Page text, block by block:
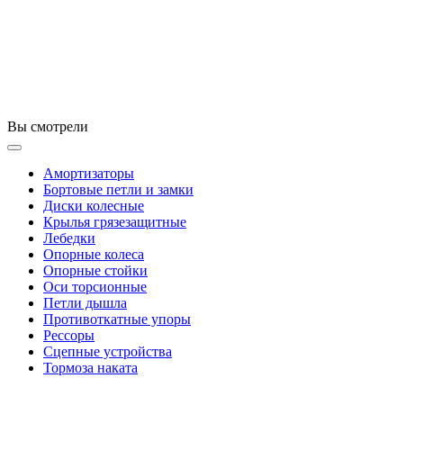
Вы смотрели
Амортизаторы
Бортовые петли и замки
Диски колесные
Крылья грязезащитные
Лебедки
Опорные колеса
Опорные стойки
Оси торсионные
Петли дышла
Противоткатные упоры
Рессоры
Сцепные устройства
Тормоза наката